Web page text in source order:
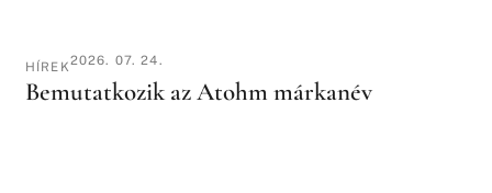
HÍREK2026. 07. 24.
Bemutatkozik az Atohm márkanév